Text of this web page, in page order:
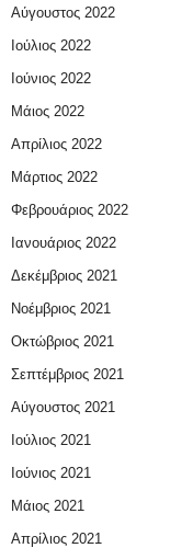
Αύγουστος 2022
Ιούλιος 2022
Ιούνιος 2022
Μάιος 2022
Απρίλιος 2022
Μάρτιος 2022
Φεβρουάριος 2022
Ιανουάριος 2022
Δεκέμβριος 2021
Νοέμβριος 2021
Οκτώβριος 2021
Σεπτέμβριος 2021
Αύγουστος 2021
Ιούλιος 2021
Ιούνιος 2021
Μάιος 2021
Απρίλιος 2021